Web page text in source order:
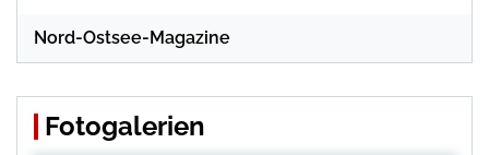
Nord-Ostsee-Magazine
Fotogalerien